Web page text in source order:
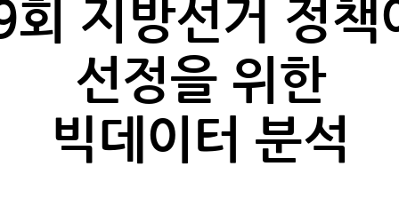
회 지방선거 정
선정을 위한
빅데이터 분석